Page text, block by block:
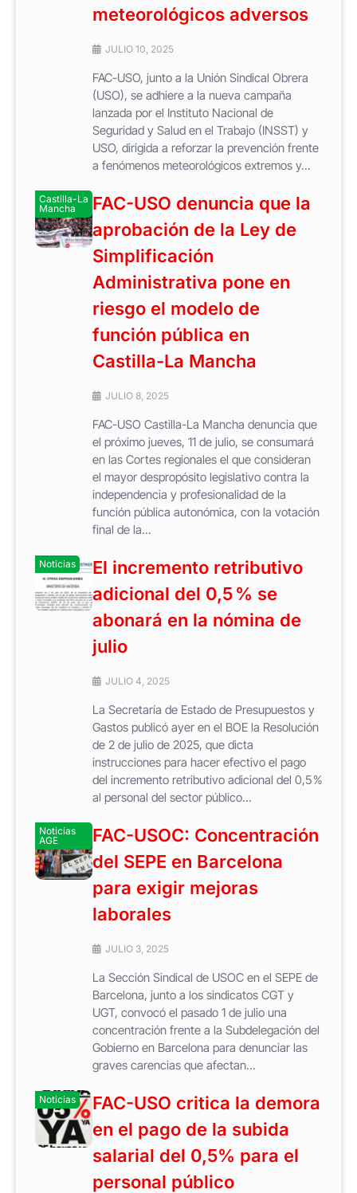
meteorológicos adversos
JULIO 10, 2025
FAC-USO, junto a la Unión Sindical Obrera
(USO), se adhiere a la nueva campaña
lanzada por el Instituto Nacional de
Seguridad y Salud en el Trabajo (INSST) y
USO, dirigida a reforzar la prevención frente
a fenómenos meteorológicos extremos y...
Castilla-La
Mancha
FAC-USO denuncia que la
aprobación de la Ley de
Simplificación
Administrativa pone en
riesgo el modelo de
función pública en
Castilla-La Mancha
JULIO 8, 2025
FAC-USO Castilla-La Mancha denuncia que
el próximo jueves, 11 de julio, se consumará
en las Cortes regionales el que consideran
el mayor despropósito legislativo contra la
independencia y profesionalidad de la
función pública autonómica, con la votación
final de la...
Noticias
El incremento retributivo
adicional del 0,5 % se
abonará en la nómina de
julio
JULIO 4, 2025
La Secretaría de Estado de Presupuestos y
Gastos publicó ayer en el BOE la Resolución
de 2 de julio de 2025, que dicta
instrucciones para hacer efectivo el pago
del incremento retributivo adicional del 0,5 %
al personal del sector público...
Noticias
AGE
FAC-USOC: Concentración
del SEPE en Barcelona
para exigir mejoras
laborales
JULIO 3, 2025
La Sección Sindical de USOC en el SEPE de
Barcelona, junto a los sindicatos CGT y
UGT, convocó el pasado 1 de julio una
concentración frente a la Subdelegación del
Gobierno en Barcelona para denunciar las
graves carencias que afectan...
Noticias
FAC-USO critica la demora
en el pago de la subida
salarial del 0,5% para el
personal público